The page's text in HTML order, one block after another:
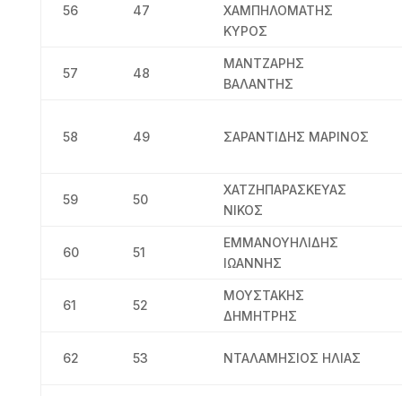
56 47
ΧΑΜΠΗΛΟΜΑΤΗΣ
ΚΥΡΟΣ
57 48
ΜΑΝΤΖΑΡΗΣ
ΒΑΛΑΝΤΗΣ
58 49 ΣΑΡΑΝΤΙΔΗΣ ΜΑΡΙΝΟΣ
59 50
ΧΑΤΖΗΠΑΡΑΣΚΕΥΑΣ
ΝΙΚΟΣ
60 51
ΕΜΜΑΝΟΥΗΛΙΔΗΣ
ΙΩΑΝΝΗΣ
61 52
ΜΟΥΣΤΑΚΗΣ
ΔΗΜΗΤΡΗΣ
62 53 ΝΤΑΛΑΜΗΣΙΟΣ ΗΛΙΑΣ